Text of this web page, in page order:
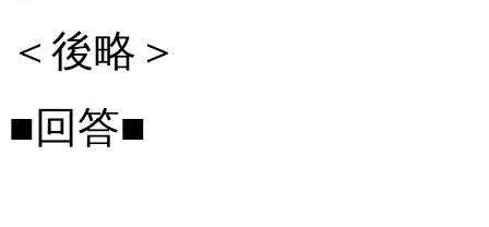
＜後略＞
■回答■